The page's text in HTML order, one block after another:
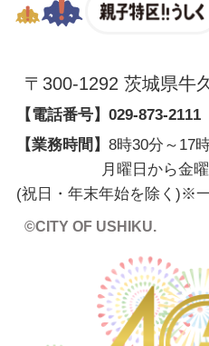
〒300-1292 茨城県牛
【電話番号】 029-873-2111
【業務時間】 8時30分～17
月曜日から金
(祝日・年末年始を除く)※
©CITY OF USHIKU.